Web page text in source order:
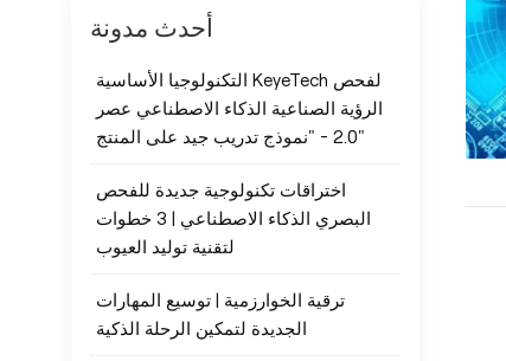
أحدث مدونة
التكنولوجيا الأساسية KeyeTech لفحص
الرؤية الصناعية الذكاء الاصطناعي عصر
2.0 - "نموذج تدريب جيد على المنتج"
اختراقات تكنولوجية جديدة للفحص
البصري الذكاء الاصطناعي | 3 خطوات
لتقنية توليد العيوب
ترقية الخوارزمية | توسيع المهارات
الجديدة لتمكين الرحلة الذكية